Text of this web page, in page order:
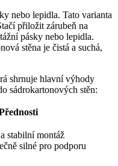
nebo lepidla. Tato varianta
přiložit zárubeň na
pásky nebo lepidla.
stěna je čistá a suchá,
shrnuje hlavní výhody
sádrokartonových stěn:
stabilní montáž
silné pro podporu